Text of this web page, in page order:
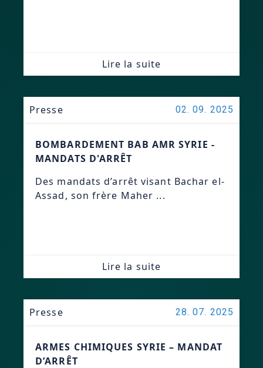
Lire la suite
Presse 02. 09. 2025
BOMBARDEMENT BAB AMR SYRIE -
MANDATS D'ARRÊT
Des mandats d’arrêt visant Bachar el-
Assad, son frère Maher ...
Lire la suite
Presse 28. 07. 2025
ARMES CHIMIQUES SYRIE – MANDAT
D’ARRÊT